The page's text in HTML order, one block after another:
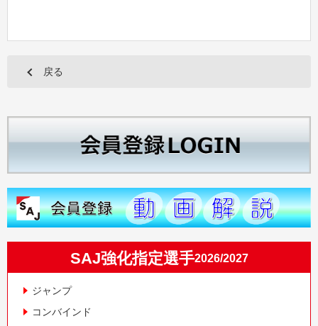
戻る
SAJ強化指定選手2026/2027
ジャンプ
コンバインド